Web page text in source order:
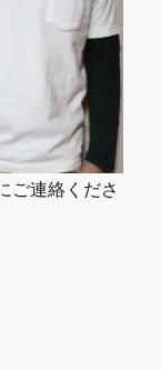
ご連絡くださ